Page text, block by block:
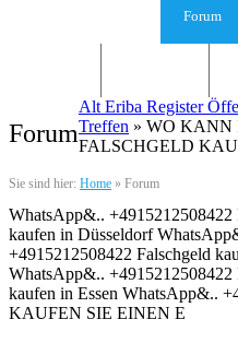
Forum
Forum
Sie sind hier: Home » Forum
Alt Eriba Register
Treffen » WO KANN
FALSCHGELD
WhatsApp&.. +4915212508422
kaufen in Düsseldorf
+4915212508422 Falschgeld
WhatsApp&.. +4915212508422
kaufen in Essen WhatsApp&..
KAUFEN SIE EINEN E